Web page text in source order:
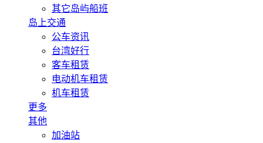
其它岛屿船班
岛上交通
公车资讯
台湾好行
客车租赁
电动机车租赁
机车租赁
更多
其他
加油站